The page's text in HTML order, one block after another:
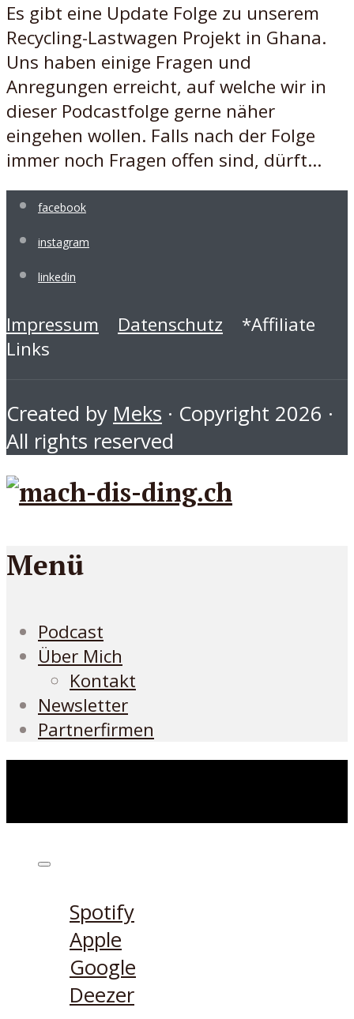
Es gibt eine Update Folge zu unserem
Recycling-Lastwagen Projekt in Ghana.
Uns haben einige Fragen und
Anregungen erreicht, auf welche wir in
dieser Podcastfolge gerne näher
eingehen wollen. Falls nach der Folge
immer noch Fragen offen sind, dürft...
facebook
instagram
linkedin
Impressum Datenschutz *Affiliate
Links
Created by Meks · Copyright 2026 ·
All rights reserved
Menü
Podcast
Über Mich
Kontakt
Newsletter
Partnerfirmen
Spotify
Apple
Google
Deezer